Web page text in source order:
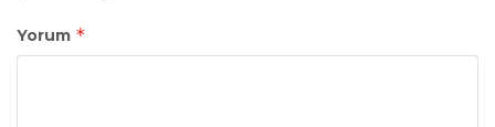
Yorum *